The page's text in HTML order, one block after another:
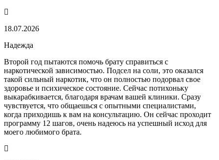
18.07.2026
Надежда
Второй год пытаются помочь брату справиться с
наркотической зависимостью. Подсел на соли, это оказался
такой сильный наркотик, что он полностью подорвал свое
здоровье и психическое состояние. Сейчас потихоньку
выкарабкивается, благодаря врачам вашей клиники. Сразу
чувствуется, что общаешься с опытными специалистами,
когда приходишь к вам на консультацию. Он сейчас проходит
программу 12 шагов, очень надеюсь на успешный исход для
моего любимого брата.